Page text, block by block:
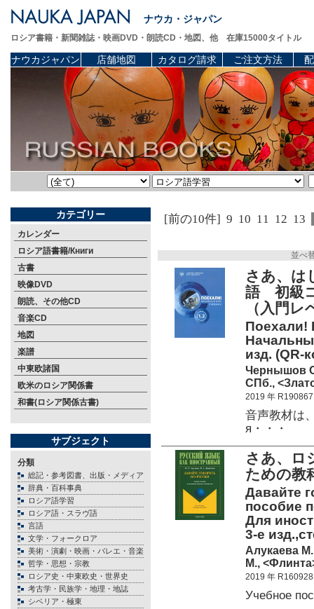
ナウカ・ジャパン
ロシア書籍・新聞雑誌・映画DVD・朗読CD・地図、他 在庫15000タイトル
ナウカジャパン 店舗地図 カタログ請求 ご注文方法
カテゴリー
カレンダー
ロシア語書籍/Книги
古書
映像DVD
朗読、その他CD
音楽CD
地図
楽譜
中東欧諸国
欧米のロシア関係書
和書(ロシア関係古書)
サブジェクト
分類
総記・参考図書、出版・メディア
辞典・百科事典
ロシア語学習
ロシア語・スラヴ語
言語
文学・フォークロア
美術・演劇・映画・バレエ・音楽
哲学・思想・宗教
ロシア史・中東欧史・世界史
考古学・民族学・地理・地誌
シベリア・極東
[前の10件] 9 10 11 12 13
並べ
さあ、は
語 初級
（入門
Поехали!
изд. (QR-
Чернышов
СПб.,
2019 年 R190867
音声教材は
я・・・
さあ、ロ
ための教
Давайте
пособие
Для
3-е
Алукаева
М.,
2019 年 R160928
Учебное